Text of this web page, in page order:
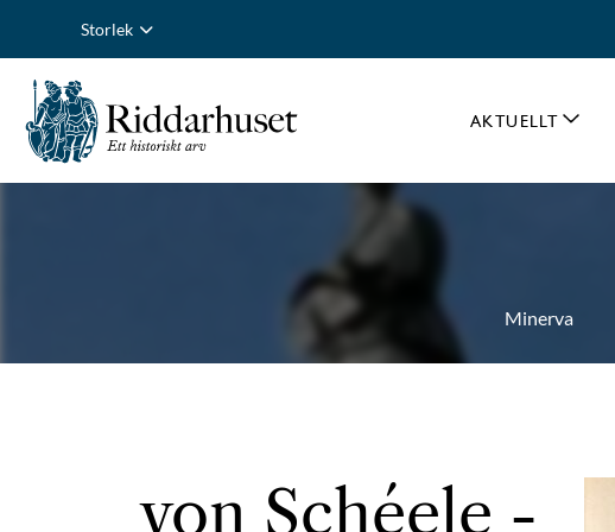
Storlek
AKTUELLT
Minerva
von Schéele -